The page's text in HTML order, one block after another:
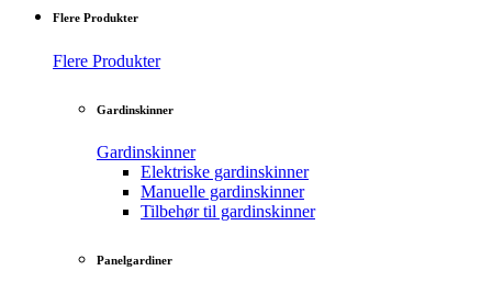
Flere Produkter
Flere Produkter
Gardinskinner
Gardinskinner
Elektriske gardinskinner
Manuelle gardinskinner
Tilbehør til gardinskinner
Panelgardiner